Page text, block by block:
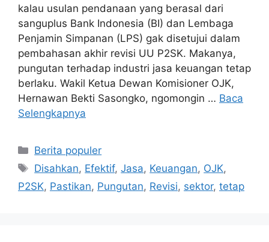
kalau usulan pendanaan yang berasal dari
sanguplus Bank Indonesia (BI) dan Lembaga
Penjamin Simpanan (LPS) gak disetujui dalam
pembahasan akhir revisi UU P2SK. Makanya,
pungutan terhadap industri jasa keuangan tetap
berlaku. Wakil Ketua Dewan Komisioner OJK,
Hernawan Bekti Sasongko, ngomongin … Baca
Selengkapnya
Kategori
Berita populer
Tag
Disahkan, Efektif,Jasa, Keuangan, OJK,
P2SK, Pastikan, Pungutan, Revisi, sektor, tetap